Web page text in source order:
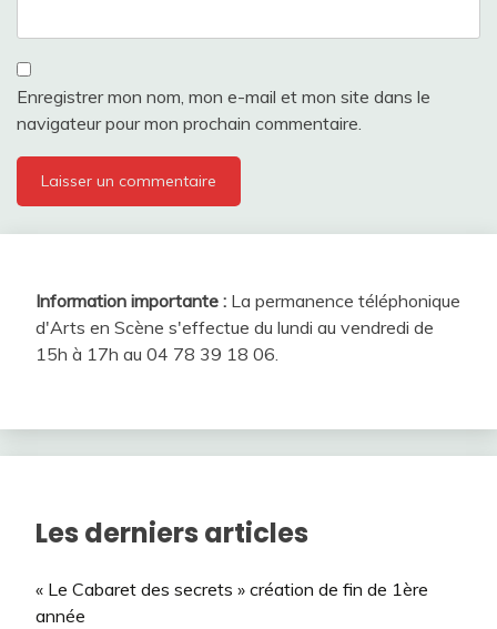
Enregistrer mon nom, mon e-mail et mon site dans le
navigateur pour mon prochain commentaire.
Information importante : La permanence téléphonique
d'Arts en Scène s'effectue du lundi au vendredi de
15h à 17h au 04 78 39 18 06.
Les derniers articles
« Le Cabaret des secrets » création de fin de 1ère
année